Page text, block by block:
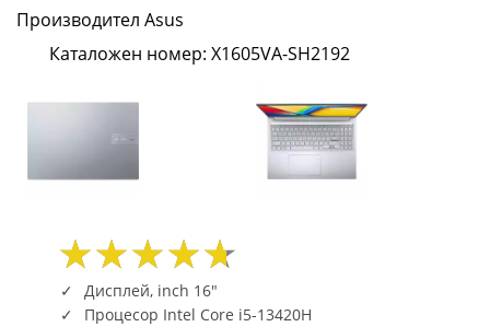
Производител Asus
Каталожен номер: X1605VA-SH2192
Дисплей, inch 16"
Процесор Intel Core i5-13420H